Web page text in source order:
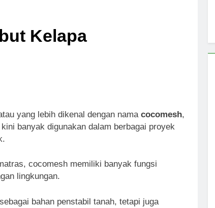
Kelapa
yang lebih dikenal dengan nama cocomesh,
banyak digunakan dalam berbagai proyek
cocomesh memiliki banyak fungsi
lingkungan.
bahan penstabil tanah, tetapi juga